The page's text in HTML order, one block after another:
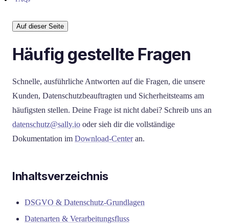
Auf dieser Seite
Häufig gestellte Fragen
Schnelle, ausführliche Antworten auf die Fragen, die unsere
Kunden, Datenschutzbeauftragten und Sicherheitsteams am
häufigsten stellen. Deine Frage ist nicht dabei? Schreib uns an
datenschutz@sally.io oder sieh dir die vollständige
Dokumentation im Download-Centeran.
Inhaltsverzeichnis
DSGVO & Datenschutz-Grundlagen
Datenarten & Verarbeitungsfluss